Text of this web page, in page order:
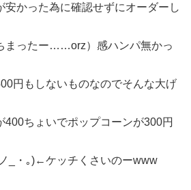
安かった為に確認せずにオーダーし
まったー……orz）感ハンパ無かっ
円もしないものなのでそんな大げ
400ちょいでポップコーンが300円
_・｡)←ケッチくさいのーwww